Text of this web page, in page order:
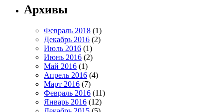
Архивы
Февраль 2018 (1)
Декабрь 2016 (2)
Июль 2016 (1)
Июнь 2016 (2)
Май 2016 (1)
Апрель 2016 (4)
Март 2016 (7)
Февраль 2016 (11)
Январь 2016 (12)